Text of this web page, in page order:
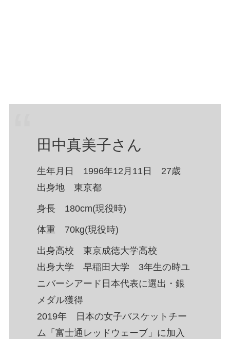
田中真美子さん
生年月日 1996年12月11日 27歳
出身地 東京都
身長 180cm(現役時)
体重 70kg(現役時)
出身高校 東京成徳大学高校
出身大学 早稲田大学 3年生の時ユ
ニバーシアード日本代表に選出・銀
メダル獲得
2019年 日本の女子バスケットチー
ム「富士通レッドウェーブ」に加入